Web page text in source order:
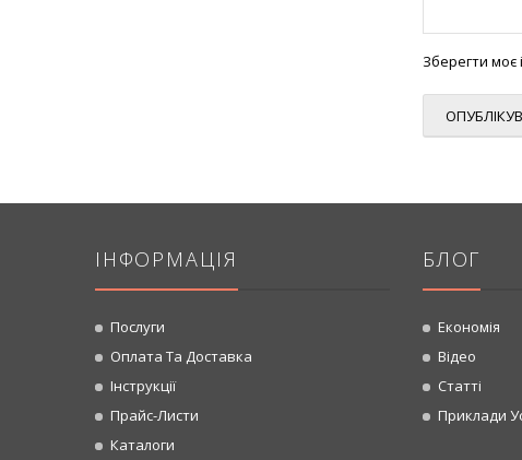
Зберегти моє
ІНФОРМАЦІЯ
Послуги
Оплата Та Доставка
Інструкції
Прайс-Листи
Каталоги
БЛОГ
Економія
Відео
Статті
Приклади